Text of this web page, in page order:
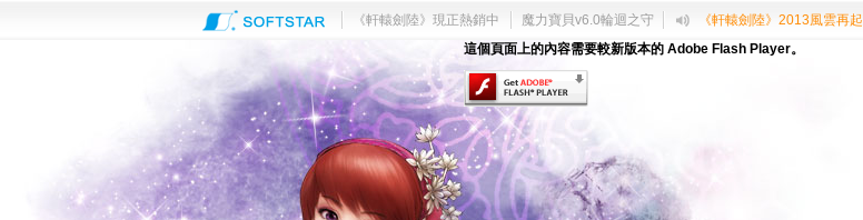
《軒轅劍陸》現正熱銷中 魔力寶貝v6.0輪迴之守 《軒轅劍陸》2013風雲再起
這個頁面上的內容需要較新版本的 Adobe Flash Player。